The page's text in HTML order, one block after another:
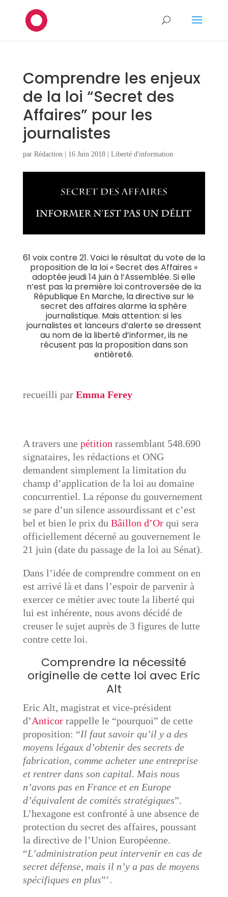
Comprendre les enjeux
de la loi “Secret des
Affaires” pour les
journalistes
par Rédaction| 16 Juin 2018| Liberté d'information
61 voix contre 21. Voici le résultat du vote de la
proposition de la loi « Secret des Affaires »
adoptée jeudi 14 juin à l’Assemblée. Si elle
n’est pas la première loi controversée de la
République En Marche, la directive sur le
secret des affaires alarme la sphère
journalistique. Mais attention: si les
journalistes et lanceurs d’alerte se dressent
au nom de la liberté d’informer, ils ne
récusent pas la proposition dans son
entièreté.
recueilli par Emma Ferey
A travers une pétition rassemblant 548.690
signataires, les rédactions et ONG
demandent simplement la limitation du
champ d’application de la loi au domaine
concurrentiel. La réponse du gouvernement
se pare d’un silence assourdissant et c’est
bel et bien le prix du Bâillon d’Orqui sera
officiellement décerné au gouvernement le
21 juin (date du passage de la loi au Sénat).
Dans l’idée de comprendre comment on en
est arrivé là et dans l’espoir de parvenir à
exercer ce métier avec toute la liberté qui
lui est inhérente, nous avons décidé de
creuser le sujet auprès de 3 figures de lutte
contre cette loi.
Comprendre la nécessité
originelle de cette loi avec Eric
Alt
Eric Alt, magistrat et vice-président
d’Anticorrappelle le “pourquoi” de cette
proposition: “Il faut savoir qu’il y a des
moyens légaux d’obtenir des secrets de
fabrication, comme acheter une entreprise
et rentrer dans son capital. Mais nous
n’avons pas en France et en Europe
d’équivalent de comités stratégiques”.
L’hexagone est confronté à une absence de
protection du secret des affaires, poussant
la directive de l’Union Européenne.
“L’administration peut intervenir en cas de
secret défense, mais il n’y a pas de moyens
spécifiques en plus”’.